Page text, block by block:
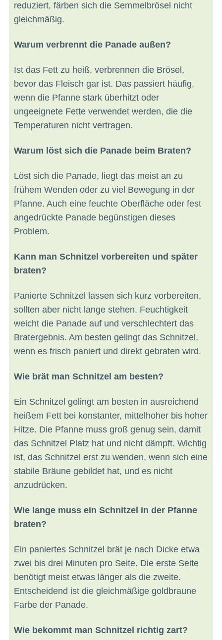
reduziert, färben sich die Semmelbrösel nicht
gleichmäßig.
Warum verbrennt die Panade außen?
Ist das Fett zu heiß, verbrennen die Brösel,
bevor das Fleisch gar ist. Das passiert häufig,
wenn die Pfanne stark überhitzt oder
ungeeignete Fette verwendet werden, die die
Temperaturen nicht vertragen.
Warum löst sich die Panade beim Braten?
Löst sich die Panade, liegt das meist an zu
frühem Wenden oder zu viel Bewegung in der
Pfanne. Auch eine feuchte Oberfläche oder fest
angedrückte Panade begünstigen dieses
Problem.
Kann man Schnitzel vorbereiten und später
braten?
Panierte Schnitzel lassen sich kurz vorbereiten,
sollten aber nicht lange stehen. Feuchtigkeit
weicht die Panade auf und verschlechtert das
Bratergebnis. Am besten gelingt das Schnitzel,
wenn es frisch paniert und direkt gebraten wird.
Wie brät man Schnitzel am besten?
Ein Schnitzel gelingt am besten in ausreichend
heißem Fett bei konstanter, mittelhoher bis hoher
Hitze. Die Pfanne muss groß genug sein, damit
das Schnitzel Platz hat und nicht dämpft. Wichtig
ist, das Schnitzel erst zu wenden, wenn sich eine
stabile Bräune gebildet hat, und es nicht
anzudrücken.
Wie lange muss ein Schnitzel in der Pfanne
braten?
Ein paniertes Schnitzel brät je nach Dicke etwa
zwei bis drei Minuten pro Seite. Die erste Seite
benötigt meist etwas länger als die zweite.
Entscheidend ist die gleichmäßige goldbraune
Farbe der Panade.
Wie bekommt man Schnitzel richtig zart?